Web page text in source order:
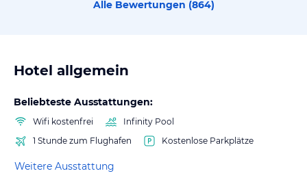
Alle Bewertungen (864)
Hotel allgemein
Beliebteste Ausstattungen:
Wifi kostenfrei
Infinity Pool
1 Stunde zum Flughafen
Kostenlose Parkplätze
Weitere Ausstattung